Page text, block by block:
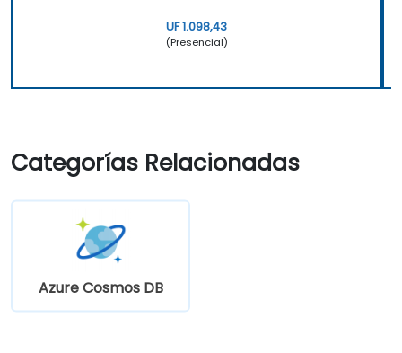
UF 1.098,43
(Presencial)
Categorías Relacionadas
Azure Cosmos DB